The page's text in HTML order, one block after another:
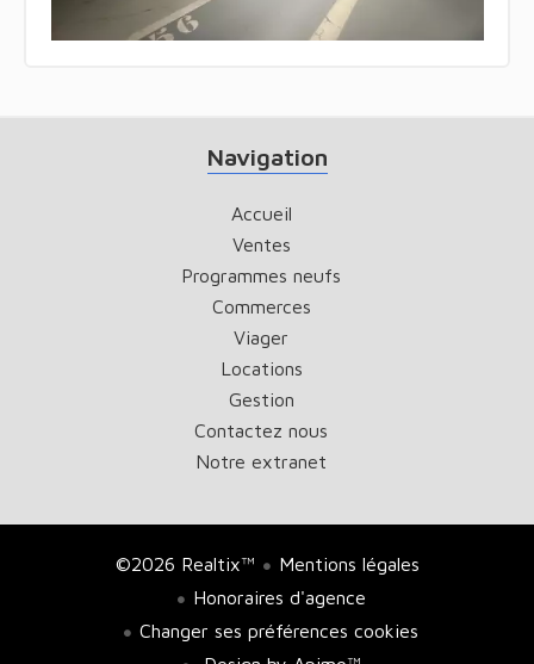
Navigation
Accueil
Ventes
Programmes neufs
Commerces
Viager
Locations
Gestion
Contactez nous
Notre extranet
©2026 Realtix™
Mentions légales
Honoraires d'agence
Changer ses préférences cookies